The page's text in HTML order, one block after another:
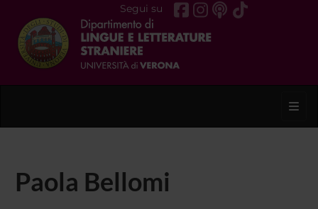
Segui su
Paola Bellomi